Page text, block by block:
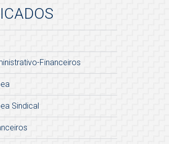
Financeiros
Sindical